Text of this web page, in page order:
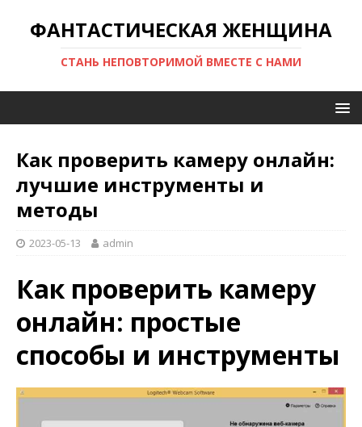
ФАНТАСТИЧЕСКАЯ ЖЕНЩИНА
СТАНЬ НЕПОВТОРИМОЙ ВМЕСТЕ С НАМИ
Как проверить камеру онлайн:
лучшие инструменты и
методы
2023-05-13 admin
Как проверить камеру
онлайн: простые
способы и инструменты